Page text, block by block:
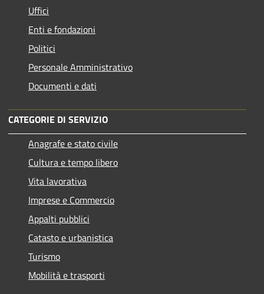
Uffici
Enti e fondazioni
Politici
Personale Amministrativo
Documenti e dati
CATEGORIE DI SERVIZIO
Anagrafe e stato civile
Cultura e tempo libero
Vita lavorativa
Imprese e Commercio
Appalti pubblici
Catasto e urbanistica
Turismo
Mobilità e trasporti